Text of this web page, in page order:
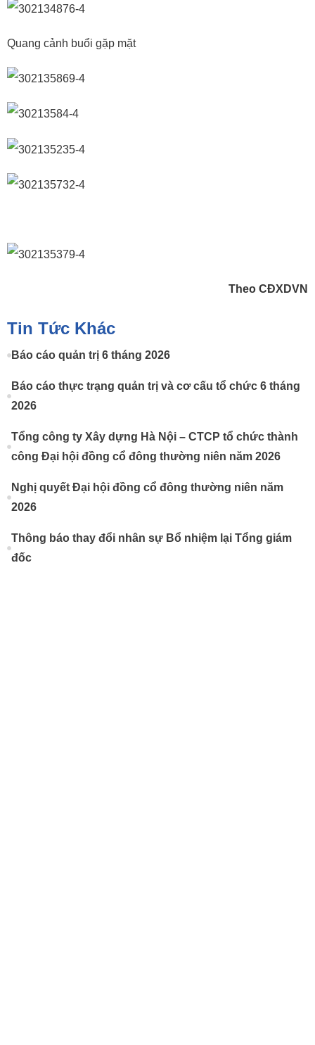
Quang cảnh buổi gặp mặt
Theo CĐXDVN
Tin Tức Khác
Báo cáo quản trị 6 tháng 2026
Báo cáo thực trạng quản trị và cơ cấu tổ chức 6 tháng
2026
Tổng công ty Xây dựng Hà Nội – CTCP tổ chức thành
công Đại hội đồng cổ đông thường niên năm 2026
Nghị quyết Đại hội đồng cổ đông thường niên năm
2026
Thông báo thay đổi nhân sự Bổ nhiệm lại Tổng giám
đốc